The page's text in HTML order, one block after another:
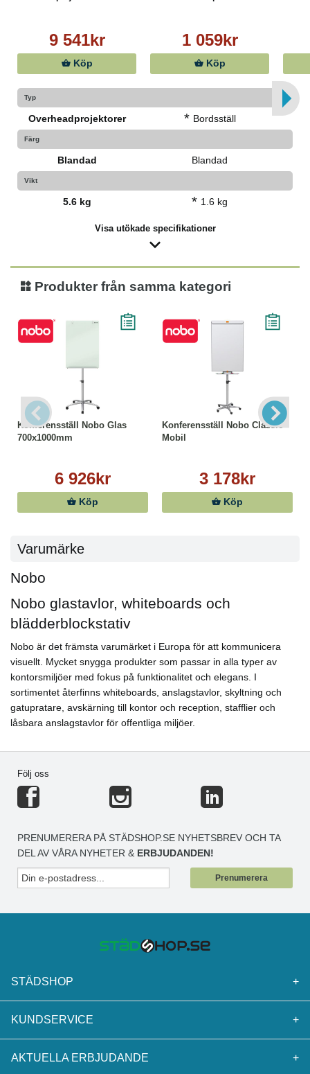
9 541kr
Köp
1 059kr
Köp
Typ
Overheadprojektorer * Bordsställ
Färg
Blandad Blandad
Vikt
5.6 kg * 1.6 kg
Visa utökade specifikationer
Produkter från samma kategori
Konferensställ Nobo Glas
700x1000mm
6 926kr
Köp
Konferensställ Nobo Classic
Mobil
3 178kr
Köp
Varumärke
Nobo
Nobo glastavlor, whiteboards och
blädderblockstativ
Nobo är det främsta varumärket i Europa för att kommunicera
visuellt. Mycket snygga produkter som passar in alla typer av
kontorsmiljöer med fokus på funktionalitet och elegans. I
sortimentet återfinns whiteboards, anslagstavlor, skyltning och
gatupratare, avskärning till kontor och reception, stafflier och
låsbara anslagstavlor för offentliga miljöer.
Följ oss
PRENUMERERA PÅ STÄDSHOP.SE NYHETSBREV OCH TA
DEL AV VÅRA NYHETER & ERBJUDANDEN!
Prenumerera
STÄDSHOP +
KUNDSERVICE +
AKTUELLA ERBJUDANDE +